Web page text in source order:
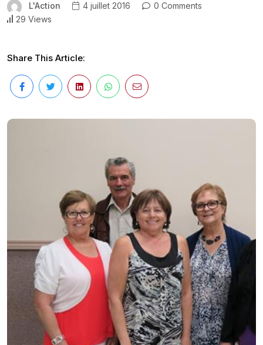
L'Action 4 juillet 2016
0 Comments
29 Views
Share This Article: